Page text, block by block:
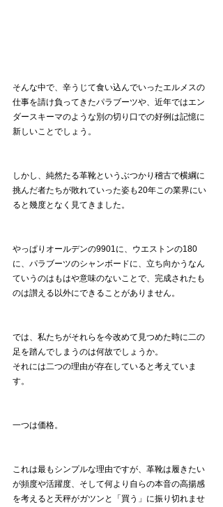
そんな中で、辛うじて食い込んでいったエルメスの
仕事を請け負ってきたパラブーツや、近年ではエン
ダースキーマのような別の切り口での好例は記憶に
新しいことでしょう。
しかし、純然たる革靴というぶつかり稽古で横綱に
挑んだ者たちが敗れていった姿も20年この業界にい
ると幾度となく見てきました。
やっぱりオールデンの9901に、ウエストンの180
に、パラブーツのシャンボードに、立ち向かうなん
ていうのはもはや意味のないことで、完成されたも
のは讃える以外にできることがありません。
では、私たちがそれらを今改めて見つめた時に二の
足を踏んでしまうのは何故でしょうか。
それには二つの理由が存在していると考えていま
す。
一つは価格。
これは最もシンプルな理由ですが、革靴は履きたい
が頻度や活躍度、そして何より自らの本音の高揚感
を考えると天秤がガツンと「買う」に振り切れませ